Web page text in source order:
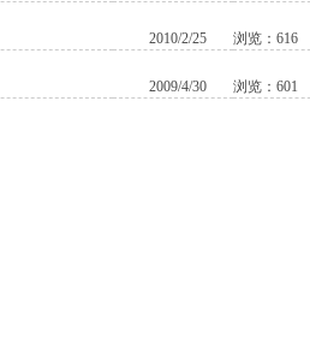
2010/2/25 浏览：616
2009/4/30 浏览：601